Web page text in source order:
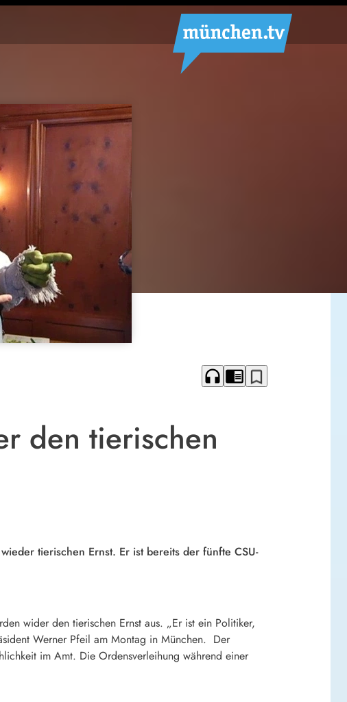
headphones chrome_reader_mode bookmark_border
den tierischen
tierischen Ernst. Er ist bereits der fünfte CSU-
wider den tierischen Ernst aus. „Er ist ein Politiker,
Werner Pfeil am Montag in München. Der
im Amt. Die Ordensverleihung während einer